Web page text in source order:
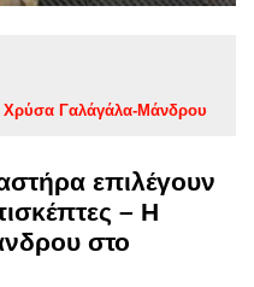
Χρύσα Γαλάγάλα-Μάνδρου
επιλέγουν
– Η
στο